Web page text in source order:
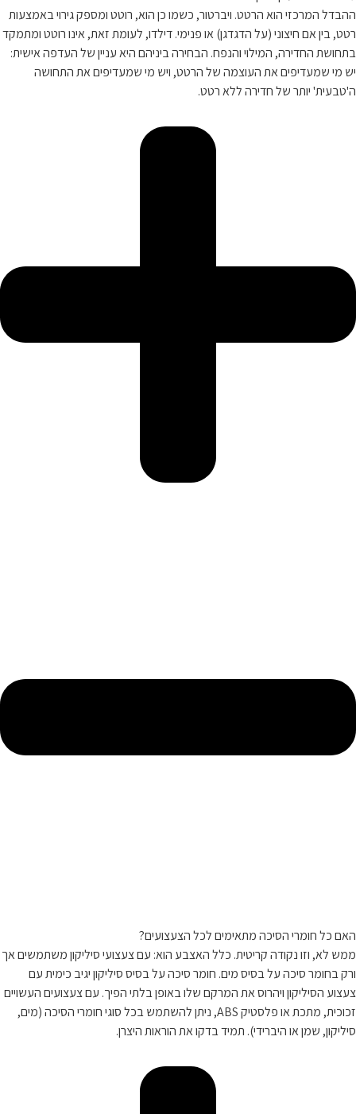
ההבדל המרכזי הוא הרטט. ויברטור, כשמו כן הוא, רוטט ומספק גירוי באמצעות
רטט, בין אם חיצוני (על הדגדגן) או פנימי. דילדו, לעומת זאת, אינו רוטט ומתמקד
בתחושת החדירה, המילוי והנפח. הבחירה ביניהם היא עניין של העדפה אישית:
יש מי שמעדיפים את העוצמה של הרטט, ויש מי שמעדיפים את התחושה
ה'טבעית' יותר של חדירה ללא רטט.
האם כל חומרי הסיכה מתאימים לכל הצעצועים?
ממש לא, וזו נקודה קריטית. כלל האצבע הוא: עם צעצועי סיליקון משתמשים אך
ורק בחומר סיכה על בסיס מים. חומר סיכה על בסיס סיליקון יגיב כימית עם
צעצוע הסיליקון ויהרוס את המרקם שלו באופן בלתי הפיך. עם צעצועים העשויים
זכוכית, מתכת או פלסטיק ABS, ניתן להשתמש בכל סוגי חומרי הסיכה (מים,
סיליקון, שמן או היברידי). תמיד בדקו את הוראות היצרן.